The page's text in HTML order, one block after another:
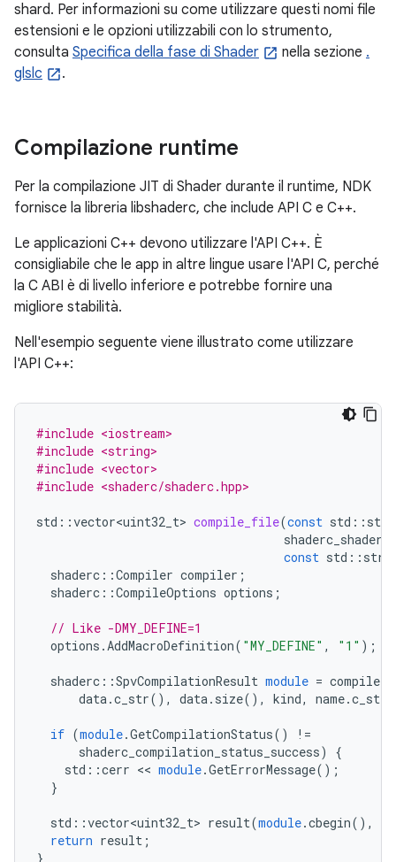
shard. Per informazioni su come utilizzare questi nomi file
estensioni e le opzioni utilizzabili con lo strumento,
consulta Specifica della fase di Shader nella sezione .
glslc
.
Compilazione runtime
Per la compilazione JIT di Shader durante il runtime, NDK
fornisce la libreria libshaderc, che include API C e C++.
Le applicazioni C++ devono utilizzare l'API C++. È
consigliabile che le app in altre lingue usare l'API C, perché
la C ABI è di livello inferiore e potrebbe fornire una
migliore stabilità.
Nell'esempio seguente viene illustrato come utilizzare
l'API C++:
#include <iostream>
#include <string>
#include <vector>
#include <shaderc/shaderc.hpp>
std ::vector<uint32_t> compile_file(const std ::
const std ::
shaderc ::Compiler compiler ;
shaderc ::CompileOptions options ;
// Like -DMY_DEFINE=1
options .AddMacroDefinition( "MY_DEFINE" , "1" );
shaderc ::SpvCompilationResult module = compiler
data.c_str(), data. size(), kind, name.c_str
if (module.GetCompilationStatus()
!=
shaderc_compilation_status_success)
{
std ::cerr << module.GetErrorMessage();
}
std ::vector<uint32_t> result(module.cbegin(),
return result ;
}